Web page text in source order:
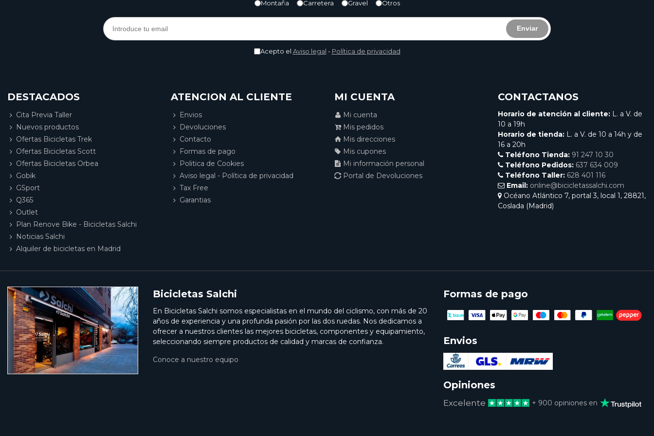
Montaña Carretera Gravel Otros
Enviar
Acepto el Aviso legal - Política de privacidad
DESTACADOS
Cita Previa Taller
Nuevos productos
Ofertas Bicicletas Trek
Ofertas Bicicletas Scott
Ofertas Bicicletas Orbea
Gobik
GSport
Q365
Outlet
Plan Renove Bike - Bicicletas Salchi
Noticias Salchi
Alquiler de bicicletas en Madrid
ATENCION AL CLIENTE
Envios
Devoluciones
Contacto
Formas de pago
Politica de Cookies
Aviso legal - Política de privacidad
Tax Free
Garantias
MI CUENTA
Mi cuenta
Mis pedidos
Mis direcciones
Mis cupones
Mi información personal
Portal de Devoluciones
CONTACTANOS
Horario de atención al cliente: L. a V. de
10 a 19h
Horario de tienda: L. a V. de 10 a 14h y de
16 a 20h
Teléfono Tienda: 91 247 10 30
Teléfono Pedidos: 637 634 009
Teléfono Taller: 628 401 116
Email: online@bicicletassalchi.com
Océano Atlántico 7, portal 3, local 1, 28821,
Coslada (Madrid)
Bicicletas Salchi
En Bicicletas Salchi somos especialistas en el mundo del ciclismo, con más de 20
años de experiencia y una profunda pasión por las dos ruedas. Nos dedicamos a
ofrecer a nuestros clientes las mejores bicicletas, componentes y equipamiento,
seleccionando siempre productos de calidad y marcas de confianza.
Conoce a nuestro equipo
Formas de pago
Envios
Opiniones
Excelente + 900 opiniones en